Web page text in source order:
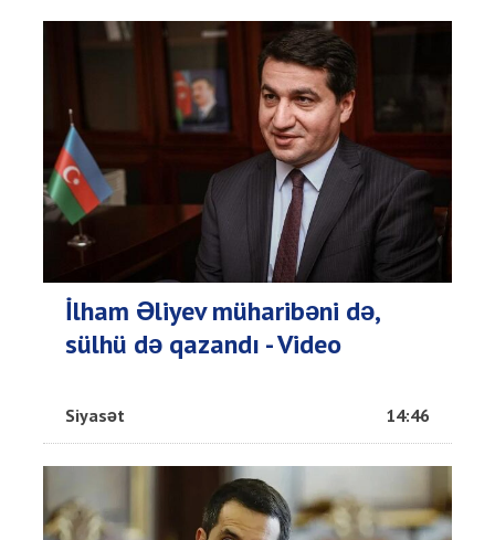
İlham Əliyev müharibəni də,
sülhü də qazandı - Video
Siyasət 14:46